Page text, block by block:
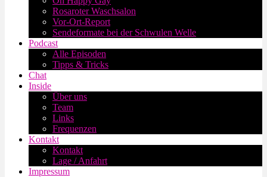
Rosaroter Waschsalon
Vor-Ort-Report
Sendeformate bei der Schwulen Welle
Podcast
Alle Episoden
Tipps & Tricks
Chat
Inside
Über uns
Team
Links
Frequenzen
Kontakt
Kontakt
Lage / Anfahrt
Impressum